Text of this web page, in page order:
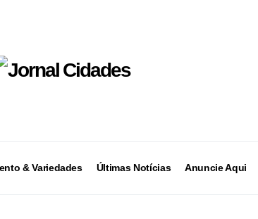
& Variedades Últimas Notícias Anuncie Aqui